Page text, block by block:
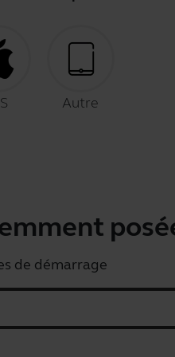
Autre
de démarrage